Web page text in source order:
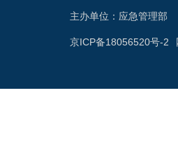
主办单位：应急管理部
京ICP备18056520号-2